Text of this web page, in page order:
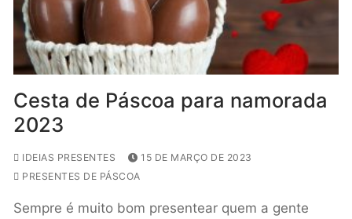
Cesta de Páscoa para namorada
2023
IDEIAS PRESENTES
15 DE MARÇO DE 2023
PRESENTES DE PÁSCOA
Sempre é muito bom presentear quem a gente